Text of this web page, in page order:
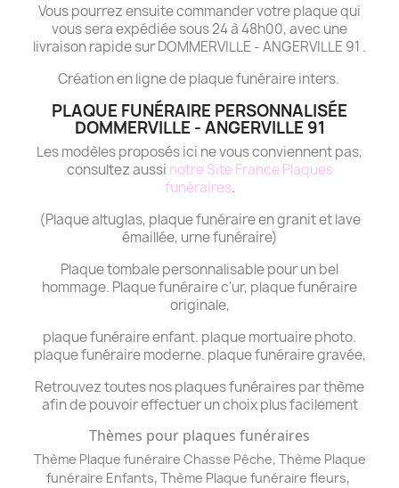
Vous pourrez ensuite commander votre plaque qui
vous sera expédiée sous 24 à 48h00, avec une
livraison rapide sur DOMMERVILLE - ANGERVILLE 91 .
Création en ligne de plaque funéraire inters.
PLAQUE FUNÉRAIRE PERSONNALISÉE
DOMMERVILLE - ANGERVILLE 91
Les modèles proposés ici ne vous conviennent pas,
consultez aussi notre Site France Plaques
funéraires.
(Plaque altuglas, plaque funéraire en granit et lave
émaillée, urne funéraire)
Plaque tombale personnalisable pour un bel
hommage. Plaque funéraire c'ur, plaque funéraire
originale,
plaque funéraire enfant. plaque mortuaire photo.
plaque funéraire moderne. plaque funéraire gravée,
Retrouvez toutes nos plaques funéraires par thème
afin de pouvoir effectuer un choix plus facilement
Thèmes pour plaques funéraires
Thème Plaque funéraire Chasse Pêche, Thème Plaque
funéraire Enfants, Thème Plaque funéraire fleurs,